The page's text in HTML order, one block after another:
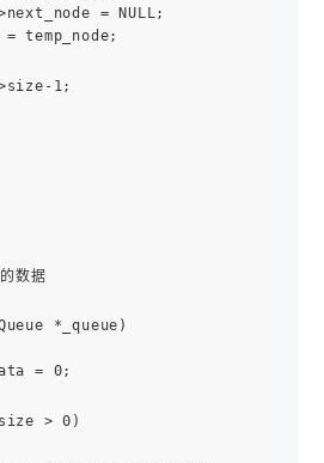
= NULL;
temp_node;
1;
数据
*_queue)
= 0;
> 0)